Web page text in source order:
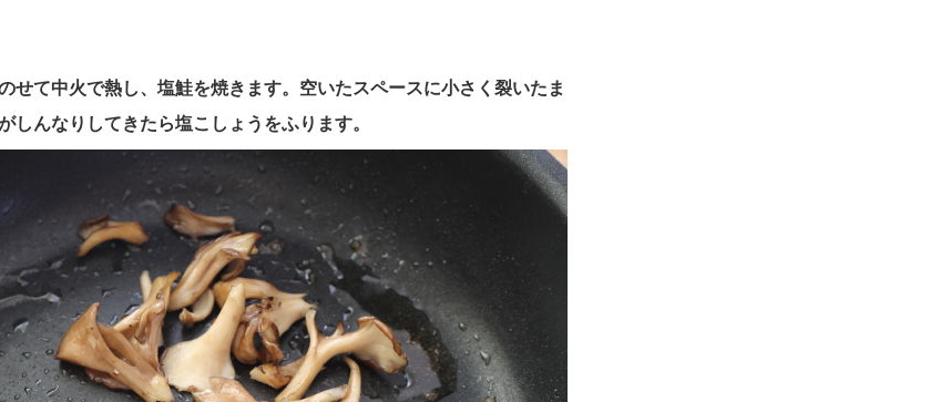
せて中火で熱し、塩鮭を焼きます。空いたスペースに小さく裂いたま
しんなりしてきたら塩こしょうをふります。